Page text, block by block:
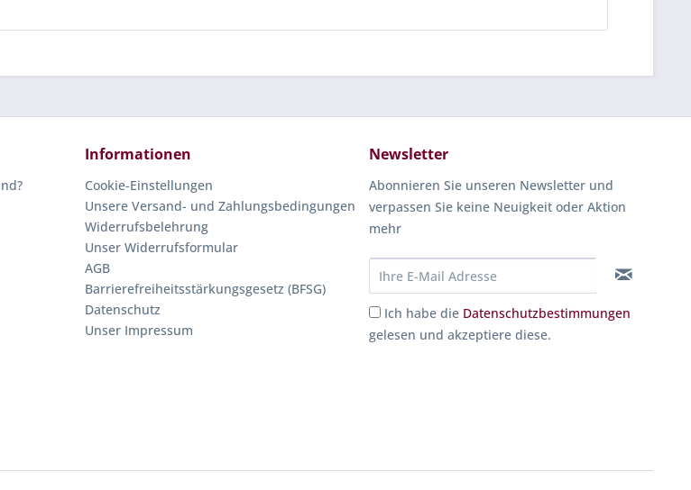
Informationen
Cookie-Einstellungen
Unsere Versand- und Zahlungsbedingungen
Widerrufsbelehrung
Unser Widerrufsformular
AGB
Barrierefreiheitsstärkungsgesetz (BFSG)
Datenschutz
Unser Impressum
Newsletter
Abonnieren Sie unseren Newsletter und
verpassen Sie keine Neuigkeit oder Aktion
mehr
Ich habe die Datenschutzbestimmungen
gelesen und akzeptiere diese.